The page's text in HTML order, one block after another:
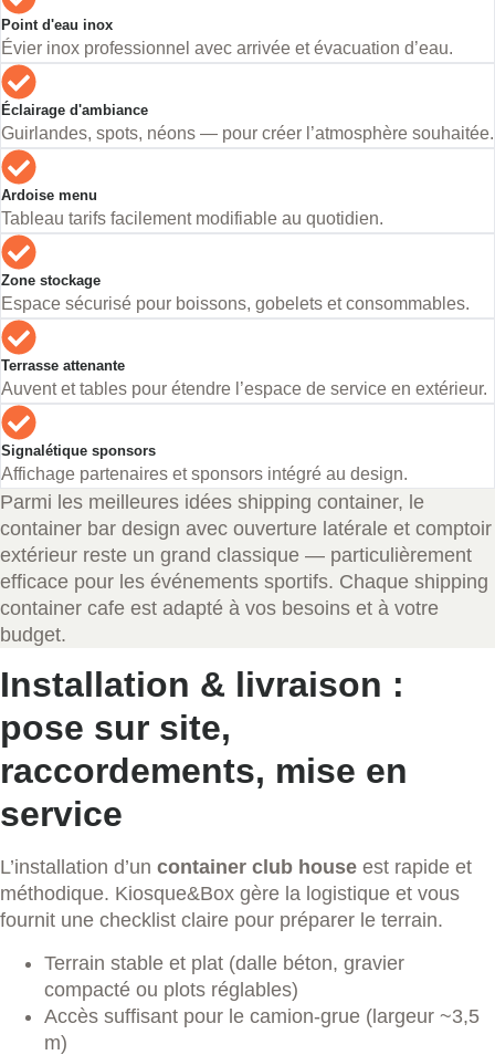
Point d'eau inox
Évier inox professionnel avec arrivée et évacuation d’eau.
Éclairage d'ambiance
Guirlandes, spots, néons — pour créer l’atmosphère souhaitée.
Ardoise menu
Tableau tarifs facilement modifiable au quotidien.
Zone stockage
Espace sécurisé pour boissons, gobelets et consommables.
Terrasse attenante
Auvent et tables pour étendre l’espace de service en extérieur.
Signalétique sponsors
Affichage partenaires et sponsors intégré au design.
Parmi les meilleures idées shipping container, le
container bar design avec ouverture latérale et comptoir
extérieur reste un grand classique — particulièrement
efficace pour les événements sportifs. Chaque shipping
container cafe est adapté à vos besoins et à votre
budget.
Installation & livraison :
pose sur site,
raccordements, mise en
service
L’installation d’un container club house est rapide et
méthodique. Kiosque&Box gère la logistique et vous
fournit une checklist claire pour préparer le terrain.
Terrain stable et plat (dalle béton, gravier
compacté ou plots réglables)
Accès suffisant pour le camion-grue (largeur ~3,5
m)